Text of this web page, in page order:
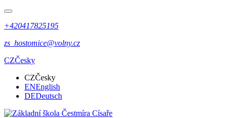
+420417825195
zs_hostomice@volny.cz
CZČesky
CZČesky
ENEnglish
DEDeutsch